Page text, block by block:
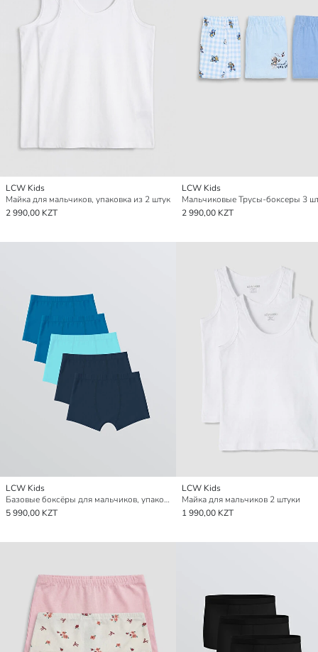
LCW Kids
Майка для мальчиков, упаковка из 2 штук
2 990,00 KZT
LCW Kids
Мальчиковые Трусы-боксеры 3
2 990,00 KZT
LCW Kids
Базовые боксёры для мальчиков, упаковка из 5 штук
5 990,00 KZT
LCW Kids
Майка для мальчиков 2 штуки
1 990,00 KZT